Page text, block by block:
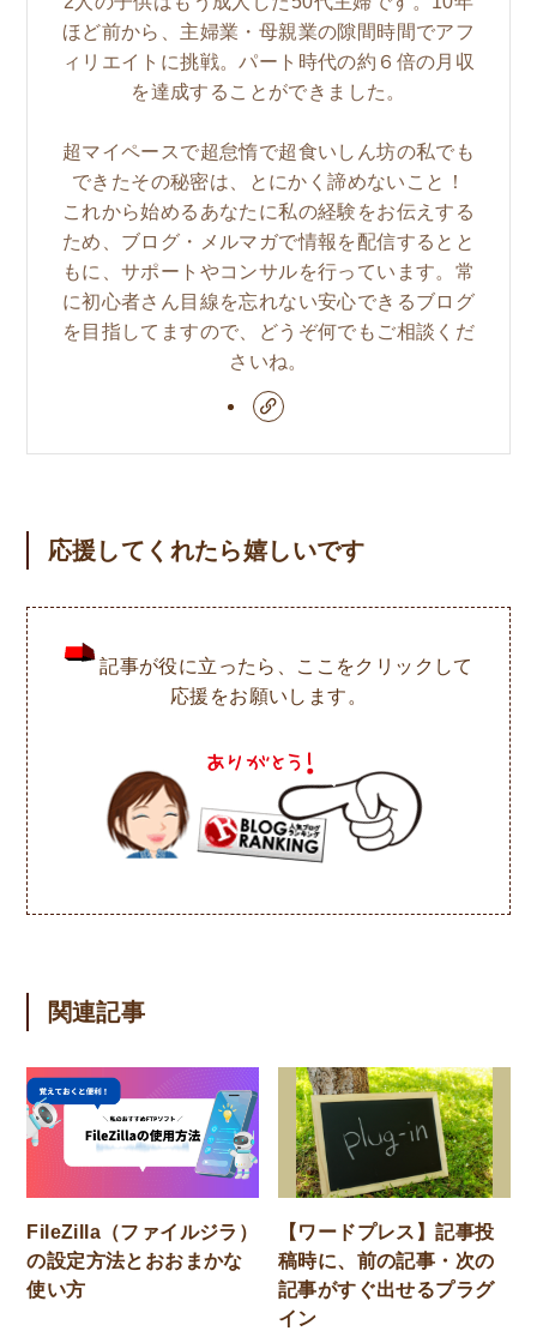
ほど前から、主婦業・母親業の隙間時間でアフ
ィリエイトに挑戦。パート時代の約６倍の月収
を達成することができました。
超マイペースで超怠惰で超食いしん坊の私でも
できたその秘密は、とにかく諦めないこと！
これから始めるあなたに私の経験をお伝えする
ため、ブログ・メルマガで情報を配信するとと
もに、サポートやコンサルを行っています。常
に初心者さん目線を忘れない安心できるブログ
を目指してますので、どうぞ何でもご相談くだ
さいね。
応援してくれたら嬉しいです
記事が役に立ったら、ここをクリックして
応援をお願いします。
関連記事
FileZilla（ファイルジラ）
の設定方法とおおまかな
使い方
【ワードプレス】記事投
稿時に、前の記事・次の
記事がすぐ出せるプラグ
イン